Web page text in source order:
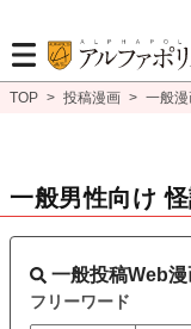
TOP > 投稿漫画 > 一般
一般男性向け
一般投稿Web
フリーワード